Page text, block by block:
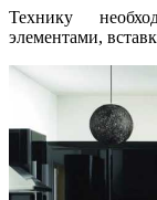
Технику
элементами,